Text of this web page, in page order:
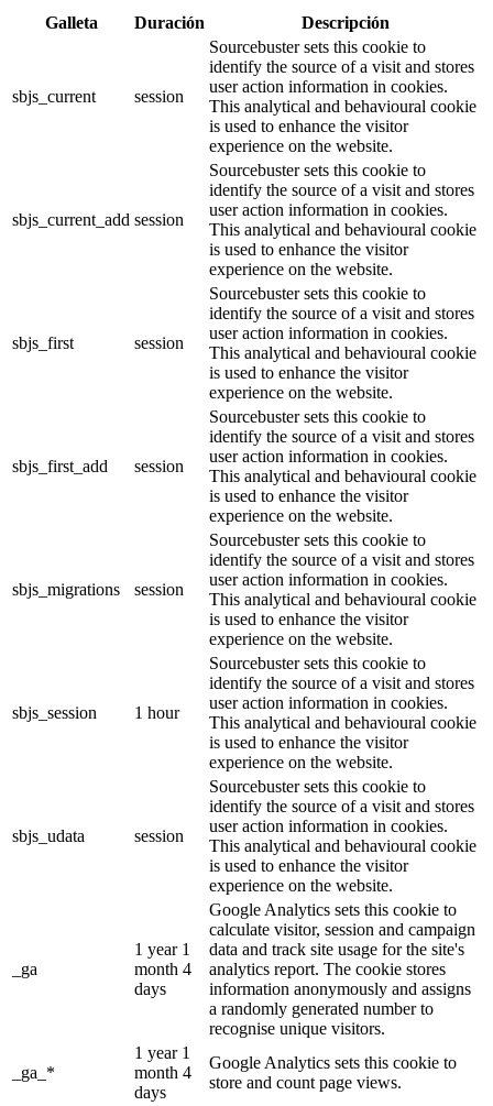
Galleta Duración Descripción
sbjs_current session
Sourcebuster sets this cookie to
identify the source of a visit and stores
user action information in cookies.
This analytical and behavioural cookie
is used to enhance the visitor
experience on the website.
sbjs_current_add session
Sourcebuster sets this cookie to
identify the source of a visit and stores
user action information in cookies.
This analytical and behavioural cookie
is used to enhance the visitor
experience on the website.
sbjs_first session
Sourcebuster sets this cookie to
identify the source of a visit and stores
user action information in cookies.
This analytical and behavioural cookie
is used to enhance the visitor
experience on the website.
sbjs_first_add session
Sourcebuster sets this cookie to
identify the source of a visit and stores
user action information in cookies.
This analytical and behavioural cookie
is used to enhance the visitor
experience on the website.
sbjs_migrations session
Sourcebuster sets this cookie to
identify the source of a visit and stores
user action information in cookies.
This analytical and behavioural cookie
is used to enhance the visitor
experience on the website.
sbjs_session 1 hour
Sourcebuster sets this cookie to
identify the source of a visit and stores
user action information in cookies.
This analytical and behavioural cookie
is used to enhance the visitor
experience on the website.
sbjs_udata session
Sourcebuster sets this cookie to
identify the source of a visit and stores
user action information in cookies.
This analytical and behavioural cookie
is used to enhance the visitor
experience on the website.
_ga
1 year 1
month 4
days
Google Analytics sets this cookie to
calculate visitor, session and campaign
data and track site usage for the site's
analytics report. The cookie stores
information anonymously and assigns
a randomly generated number to
recognise unique visitors.
_ga_*
1 year 1
month 4
days
Google Analytics sets this cookie to
store and count page views.